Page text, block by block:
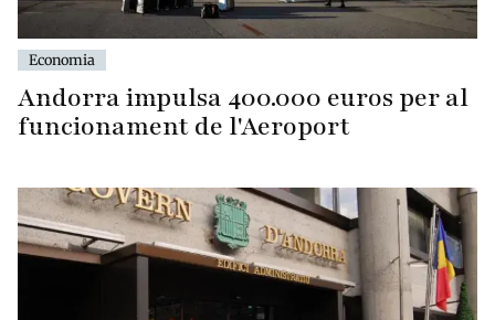
Economia
Andorra impulsa 400.000 euros per al
funcionament de l'Aeroport